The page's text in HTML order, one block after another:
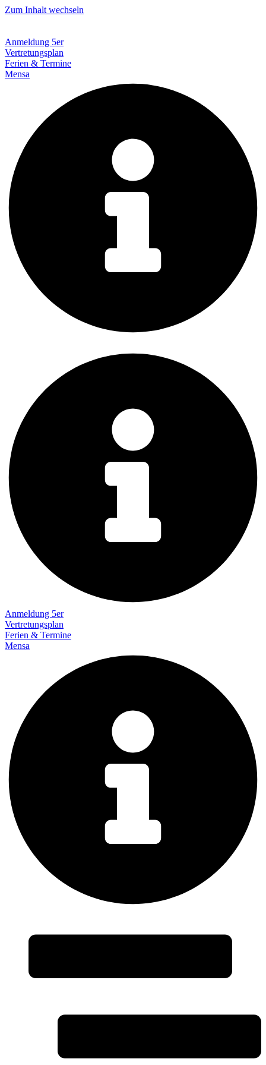
Zum Inhalt wechseln
Anmeldung 5er
Vertretungsplan
Ferien & Termine
Mensa
Anmeldung 5er
Vertretungsplan
Ferien & Termine
Mensa